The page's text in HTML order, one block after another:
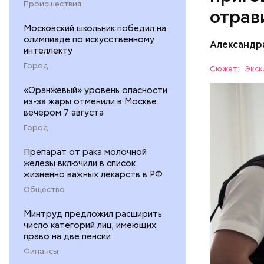
Происшествия
Московский школьник победил на
олимпиаде по искусственному
интеллекту
Город
«Оранжевый» уровень опасности
из-за жары отменили в Москве
вечером 7 августа
Город
Препарат от рака молочной
железы включили в список
жизненно важных лекарств в РФ
Общество
Минтруд предложил расширить
число категорий лиц, имеющих
право на две пенсии
Финансы
Сюжет:
Все
изъятой
Видео: